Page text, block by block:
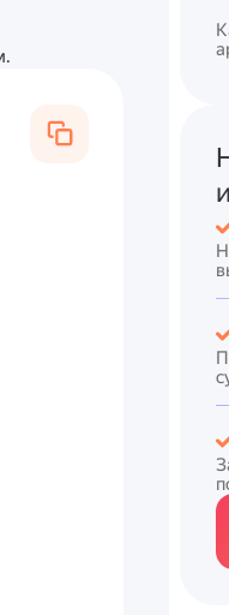
Как правильно составить договор